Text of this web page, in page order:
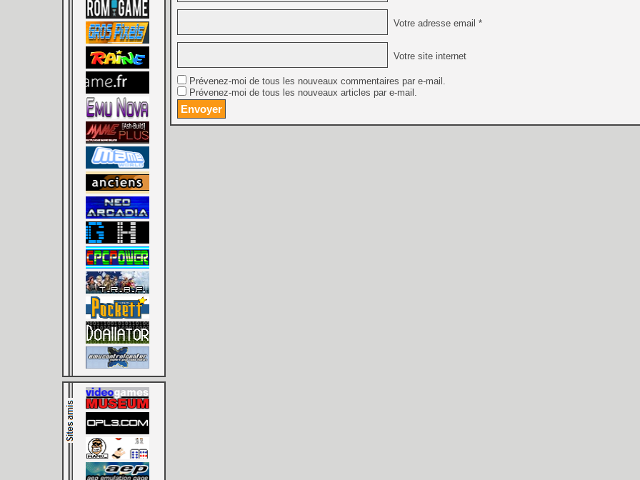
[GK] Dan Houser (GTA)
[GK] Comment EA Sports
[GK] Crimson Moon : un
[GK] Isle of Reveries : le
Votre adresse email *
Votre site internet
Prévenez-moi de tous les nouveaux commentaires par e-mail.
Prévenez-moi de tous les nouveaux articles par e-mail.